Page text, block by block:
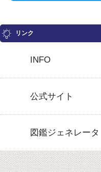
リンク
INFO
公式サイト
図鑑ジェネレータ